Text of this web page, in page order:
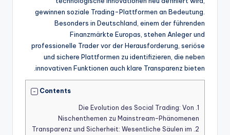
gewinnen soziale Trading-Plattformen an Bedeutung.
Besonders in Deutschland, einem der führenden
Finanzmärkte Europas, stehen Anleger und
professionelle Trader vor der Herausforderung, seriöse
und sichere Plattformen zu identifizieren, die neben
innovativen Funktionen auch klare Transparenz bieten.
Contents
1.
Die Evolution des Social Trading: Von
Nischenthemen zu Mainstream-Phänomenen
2.
Transparenz und Sicherheit: Wesentliche Säulen im